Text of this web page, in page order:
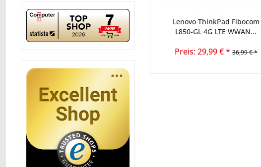
Lenovo ThinkPad Fibocom
L850-GL 4G LTE WWAN...
Preis: 29,99 € * 36,99 € *